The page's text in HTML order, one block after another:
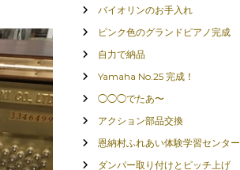
バイオリンのお手入れ
ピンク色のグランドピアノ完成
自力で納品
Yamaha No.25 完成！
◯◯◯でたあ〜
アクション部品交換
恩納村ふれあい体験学習センター
ダンパー取り付けとピッチ上げ